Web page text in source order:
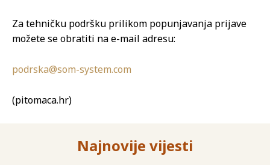
Za tehničku podršku prilikom popunjavanja prijave
možete se obratiti na e-mail adresu:
podrska@som-system.com
(pitomaca.hr)
Najnovije vijesti